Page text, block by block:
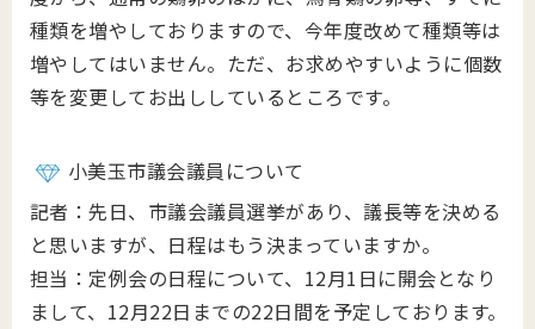
種類を増やしておりますので、今年度改めて種類等は
増やしてはいません。ただ、お求めやすいように個数
等を変更してお出ししているところです。
小美玉市議会議員について
記者：先日、市議会議員選挙があり、議長等を決める
と思いますが、日程はもう決まっていますか。
担当：定例会の日程について、12月1日に開会となり
まして、12月22日までの22日間を予定しております。